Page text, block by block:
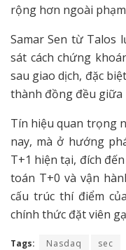
rộng hơn ngoài
Samar Sen từ Talos
sát cách chứng
sau giao dịch, đặc
thành đồng đều giữa
Tín hiệu quan trọng
nay, mà ở hướng
T+1 hiện tại, đích
toán T+0 và vận
cấu trúc thí điểm
chính thức đặt viên
Tags: Nasdaq sec